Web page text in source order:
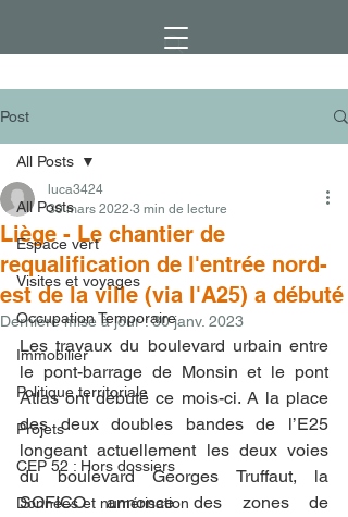
Post
All Posts
Espace vert
Visites et voyages
Occupation Temporaire
Immobilier
Politique territoriale
Projets
CEP 52 : Hors dossiers
Données et numérisation
All Posts
Liège - Le chantier de
requalification de l'entrée nord-
est de la ville (via l'A25) a débuté
luca3424
30 mars 2022 3 min de lecture
Dernière mise à jour :30 janv. 2023
Les travaux du boulevard urbain entre
le pont-barrage de Monsin et le pont
Atlas ont débuté ce mois-ci. A la place
des deux doubles bandes de l’E25
longeant actuellement les deux voies
du boulevard Georges Truffaut, la
SOFICO annonce des zones de